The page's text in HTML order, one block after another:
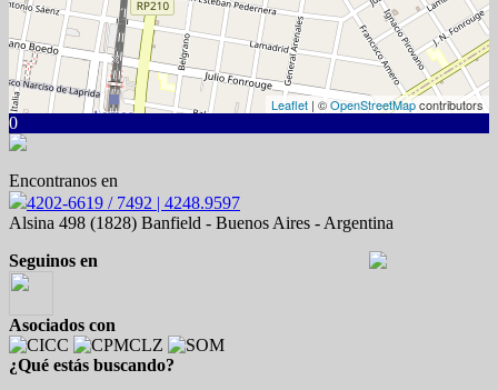
Leaflet | ©OpenStreetMapcontributors
0
Encontranos en
4202-6619 / 7492 | 4248.9597
Alsina 498 (1828) Banfield - Buenos Aires - Argentina
Seguinos en
Asociados con
¿Qué estás buscando?